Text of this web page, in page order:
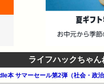
ライフハックちゃ
本 サマーセール第2弾（社会・政